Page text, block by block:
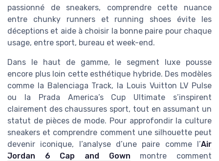
passionné de sneakers, comprendre cette nuance
entre chunky runners et running shoes évite les
déceptions et aide à choisir la bonne paire pour chaque
usage, entre sport, bureau et week-end.
Dans le haut de gamme, le segment luxe pousse
encore plus loin cette esthétique hybride. Des modèles
comme la Balenciaga Track, la Louis Vuitton LV Pulse
ou la Prada America’s Cup Ultimate s’inspirent
clairement des chaussures sport, tout en assumant un
statut de pièces de mode. Pour approfondir la culture
sneakers et comprendre comment une silhouette peut
devenir iconique, l’analyse d’une paire comme l’Air
Jordan 6 Cap and Gown montre comment